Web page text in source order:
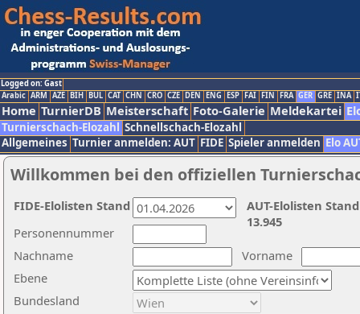
Logged on: Gast
Arabic ARM AZE BIH BUL CAT CHN CRO CZE DEN ENG ESP FAI FIN FRA GER GRE INA
Home TurnierDB Meisterschaft Foto-Galerie Meldekartei
Turnierschach-Elozahl Schnellschach-Elozahl
Allgemeines Turnier anmelden: AUT FIDE Spieler anmelden Elo
Willkommen bei den offiziellen
Nachname
Vorname
Ebene
Personennummer
Bundesland
AUT-Elolisten
13.945
FIDE-Elolisten Stand